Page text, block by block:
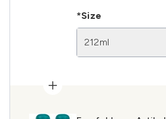
*Size
212ml